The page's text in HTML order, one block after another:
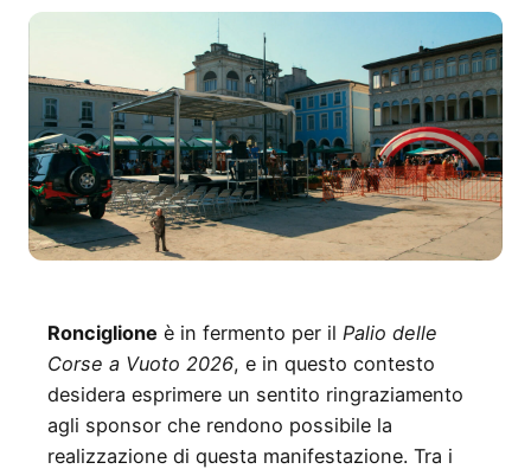
Ronciglione è in fermento per il Palio delle
Corse a Vuoto 2026, e in questo contesto
desidera esprimere un sentito ringraziamento
agli sponsor che rendono possibile la
realizzazione di questa manifestazione. Tra i